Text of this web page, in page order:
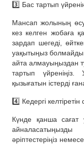
3️⃣ Бас тартып
Мансап жолының
кез келген жобаға
зардап шегеді,
уақытыңыз
айта алмауыңыздан
тартып үйреніңіз.
қызығатын істерді
4️⃣ Кедергі
Күнде қанша сағат
әріптестеріңіз